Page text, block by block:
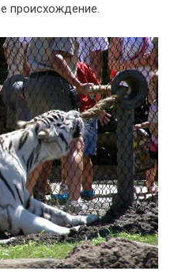
происхождение.